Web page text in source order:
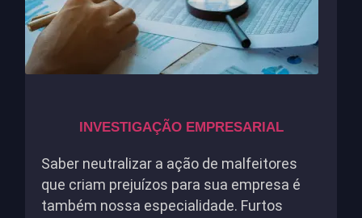
INVESTIGAÇÃO EMPRESARIAL
Saber neutralizar a ação de malfeitores
que criam prejuízos para sua empresa é
também nossa especialidade. Furtos